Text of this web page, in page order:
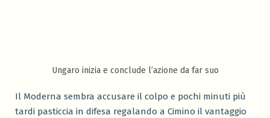
Ungaro inizia e conclude l’azione da far suo
Il Moderna sembra accusare il colpo e pochi minuti più
tardi pasticcia in difesa regalando a Cimino il vantaggio